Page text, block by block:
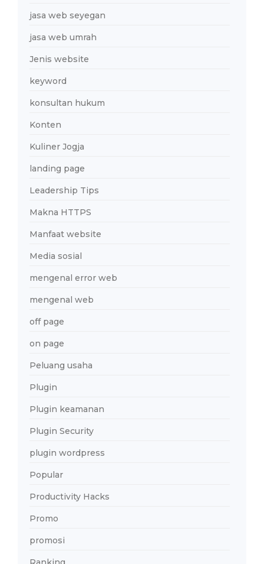
jasa web seyegan
jasa web umrah
Jenis website
keyword
konsultan hukum
Konten
Kuliner Jogja
landing page
Leadership Tips
Makna HTTPS
Manfaat website
Media sosial
mengenal error web
mengenal web
off page
on page
Peluang usaha
Plugin
Plugin keamanan
Plugin Security
plugin wordpress
Popular
Productivity Hacks
Promo
promosi